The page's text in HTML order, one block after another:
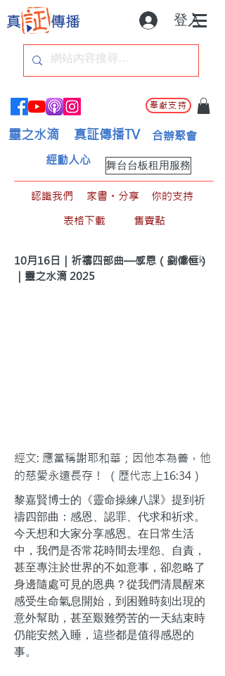
登入
奉獻支持
靈之水滴 真証傳播TV 合辦聚會
舞台台板租用服務
經動人心
認識我們 家書。分享
你的支持
表格下載
售賣點
10月16日｜祈禱四部曲—感恩（劉偉恒）
｜靈之水滴 2025
< Back
經文: 應當稱謝耶和華；因他本為善，他
的慈愛永遠長存！ （歷代志上16:34）
黎嘉賢博士的《靈命操練八課》提到祈
禱四部曲：感恩、認罪、代求和祈求。
今天想和大家分享感恩。在日常生活
中，我們是否常花時間去埋怨、自責，
甚至專注於世界的不如意事，卻忽略了
身邊隨處可見的恩典？從我們清晨醒來
感受生命氣息開始，到困難時刻出現的
意外幫助，甚至艱難勞苦的一天結束時
仍能安然入睡，這些都是值得感恩的
事。